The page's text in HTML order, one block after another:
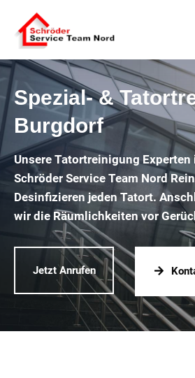
Spezial- &
Burgdorf
Unsere Tatortreinigung
Schröder Service Team Nord
Desinfizieren jeden Tatort.
wir die Räumlichkeiten vor
Jetzt Anrufen